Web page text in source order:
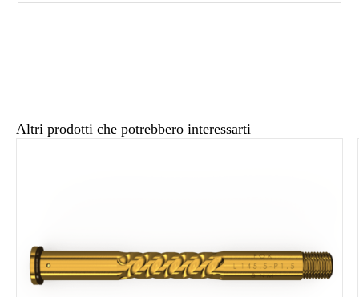
Altri prodotti che potrebbero interessarti